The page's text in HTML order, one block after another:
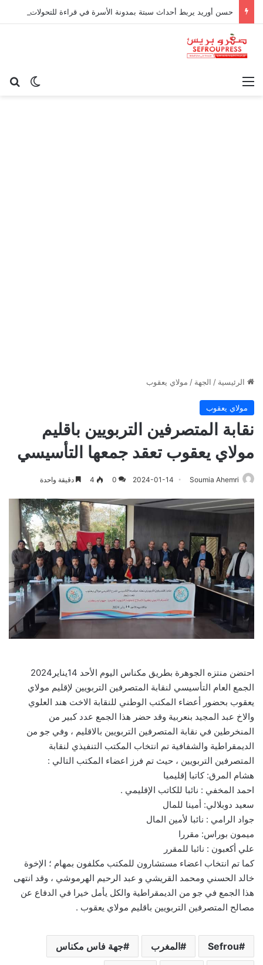
الوضع القائمة
الرئيسية / الجهة / مولاي يعقوب
مولاي يعقوب
نقابة المتصرفين التربويين باقليم
مولاي يعقوب تعقد جمعها التأسيسي
Soumia Ahemri
2024-01-14
0
4 دقيقة واحدة
احتضن منتزه الجوهرة بطريق مكناس اليوم الأحد 14يناير2024
الجمع العام التأسيسي لنقابة المتصرفين التربويين لإقليم مولاي
يعقوب بحضور أعضاء المكتب الوطني للنقابة الاخت هند العلوي
والاخ عبد المجيد بنعربية وقد حضر هذا الجمع عدد كبير من
المنخرطين في نقابة المتصرفين التربويين بالاقليم ، وفي جو من
الديمقراطية والشفافية تم انتخاب المكتب التنفيذي لنقابة
المتصرفين التربويين ، حيث تم فرز اعضاء المكتب التالي :
هشام المرق: كاتبا إقليميا
احمد المخفي : نائبا للكاتب الإقليمي .
سعيد دوبلالي: أمينا للمال
جواد الرامي : نائبا لأمين المال
ميمون بوراس: مقررا
علي أكعبون : نائبا للمقرر
كما تم انتخاب اعضاء مستشارون للمكتب مكلفون بمهام ؛ الإخوة
خالد الحسني ومحمد القريشي و عبد الرحيم الهرموشي ، وقد انتهى
هذا الجمع في جو من الديمقراطية والكل يأمل خيرا في الدفاع عن
مصالح المتصرفين التربويين باقليم مولاي يعقوب .
Sefrou المغرب جهة فاس مكناس